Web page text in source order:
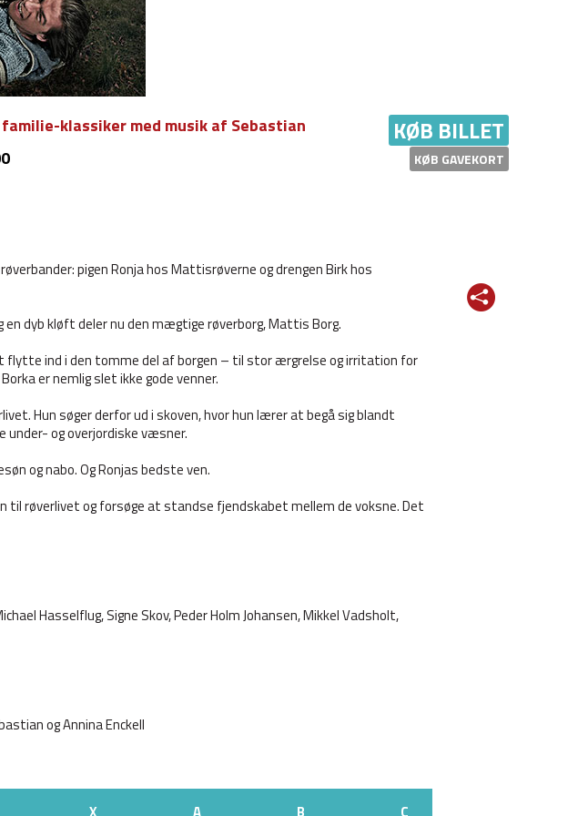
klassiker med musik af Sebastian
KØB BILLET
KØB GAVEKORT
pigen Ronja hos Mattisrøverne og drengen Birk hos
en dyb kløft deler nu den mægtige røverborg, Mattis Borg.
flytte ind i den tomme del af borgen – til stor ærgrelse og irritation for
er nemlig slet ikke gode venner.
Hun søger derfor ud i skoven, hvor hun lærer at begå sig blandt
under- og overjordiske væsner.
og nabo. Og Ronjas bedste ven.
til røverlivet og forsøge at standse fjendskabet mellem de voksne. Det
Hasselflug, Signe Skov, Peder Holm Johansen, Mikkel Vadsholt,
og Annina Enckell